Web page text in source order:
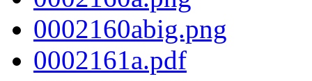
0002160abig.png
0002161a.pdf